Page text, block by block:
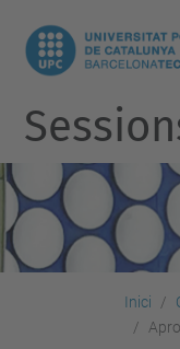
Inici